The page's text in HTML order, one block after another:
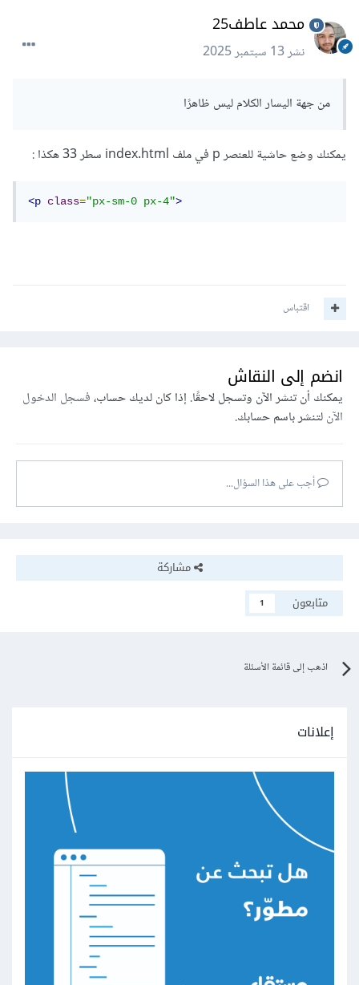
محمد عاطف25
نشر13 سبتمبر 2025
من جهة اليسار الكلام ليس ظاهرًا
يمكنك وضع حاشية للعنصر p في ملف index.html سطر 33 هكذا
<p class="px-sm-0 px-4">
اقتباس
انضم إلى النقاش
يمكنك أن تنشر الآن وتسجل لاحقًا. إذا كان لديك حساب،فسجل الدخول
الآنلتنشر باسم حسابك.
أجب على هذا السؤال...
مشاركة
متابعون
1
اذهب إلى قائمة الأسئلة
إعلانات